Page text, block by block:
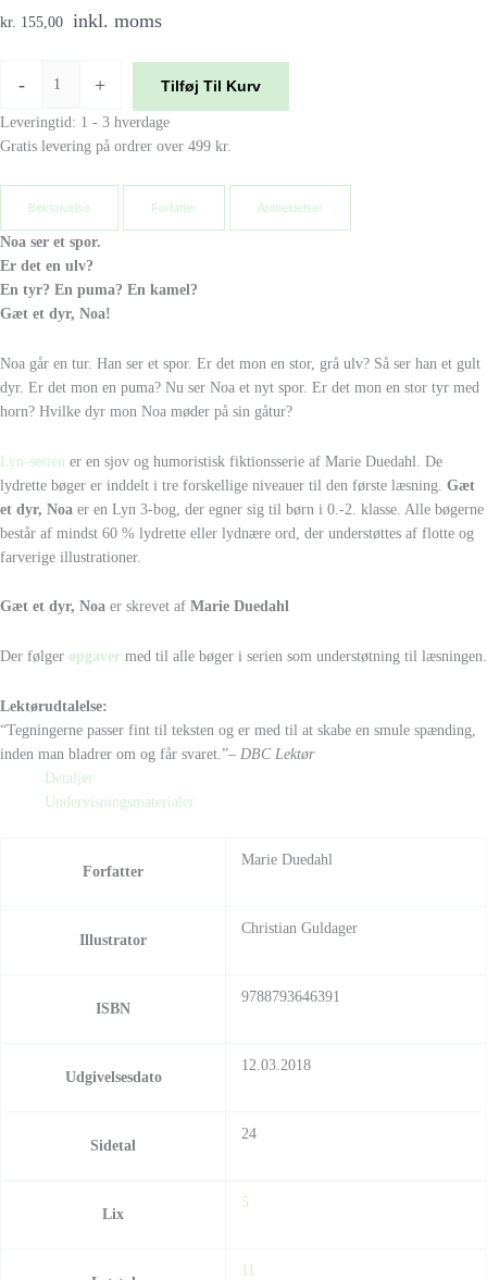
kr. 155,00 inkl. moms
- + Tilføj Til Kurv
Leveringtid: 1 - 3 hverdage
Gratis levering på ordrer over 499 kr.
Beksrivelse Forfatter Anmeldelser
Noa ser et spor.
Er det en ulv?
En tyr? En puma? En kamel?
Gæt et dyr, Noa!
Noa går en tur. Han ser et spor. Er det mon en stor, grå ulv? Så ser han et gult
dyr. Er det mon en puma? Nu ser Noa et nyt spor. Er det mon en stor tyr med
horn? Hvilke dyr mon Noa møder på sin gåtur?
Lyn-serien er en sjov og humoristisk fiktionsserie af Marie Duedahl. De
lydrette bøger er inddelt i tre forskellige niveauer til den første læsning. Gæt
et dyr, Noa er en Lyn 3-bog, der egner sig til børn i 0.-2. klasse. Alle bøgerne
består af mindst 60 % lydrette eller lydnære ord, der understøttes af flotte og
farverige illustrationer.
Gæt et dyr, Noa er skrevet af Marie Duedahl
Der følger opgaver med til alle bøger i serien som understøtning til læsningen.
Lektørudtalelse:
“Tegningerne passer fint til teksten og er med til at skabe en smule spænding,
inden man bladrer om og får svaret.”– DBC Lektør
Detaljer
Undervisningsmaterialer
Forfatter
Marie Duedahl
Illustrator
Christian Guldager
ISBN
9788793646391
Udgivelsesdato
12.03.2018
Sidetal
24
Lix
5